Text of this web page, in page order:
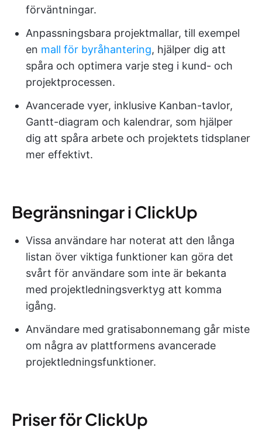
förväntningar.
Anpassningsbara projektmallar, till exempel
en mall för byråhantering, hjälper dig att
spåra och optimera varje steg i kund- och
projektprocessen.
Avancerade vyer, inklusive Kanban-tavlor,
Gantt-diagram och kalendrar, som hjälper
dig att spåra arbete och projektets tidsplaner
mer effektivt.
Begränsningar i ClickUp
Vissa användare har noterat att den långa
listan över viktiga funktioner kan göra det
svårt för användare som inte är bekanta
med projektledningsverktyg att komma
igång.
Användare med gratisabonnemang går miste
om några av plattformens avancerade
projektledningsfunktioner.
Priser för ClickUp